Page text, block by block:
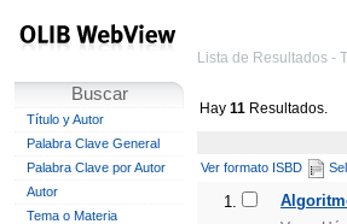
Buscar
Título y Autor
Palabra Clave General
Palabra Clave por Autor
Autor
Tema o Materia
Lista de Resultados -
Hay 11 Resultados.
Ver formato ISBD
1.